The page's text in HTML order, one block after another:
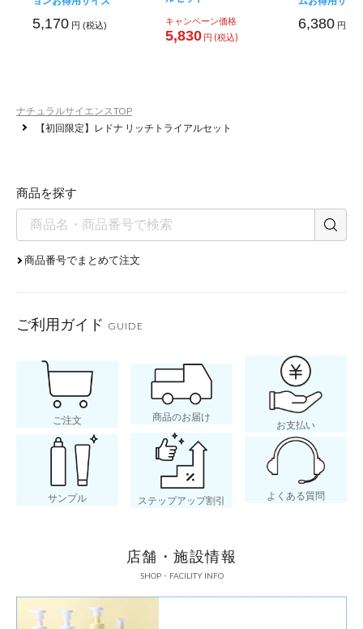
える肌をしっかり底上げ。
センチフォリア
バラ花エキス
弾力肌に導く
5,170 円 (税込) キャンペーン価格
5,830 円 (税込)
6,380 円 (税
ナチュラルサイエンスTOP
【初回限定】レドナ リッチトライアルセット
商品を探す
商品番号でまとめて注文
ご利用ガイド GUIDE
ご注文 商品のお届け
お支払い
サンプル ステップアップ割引 よくある質問
店舗・施設情報
SHOP・FACILITY INFO